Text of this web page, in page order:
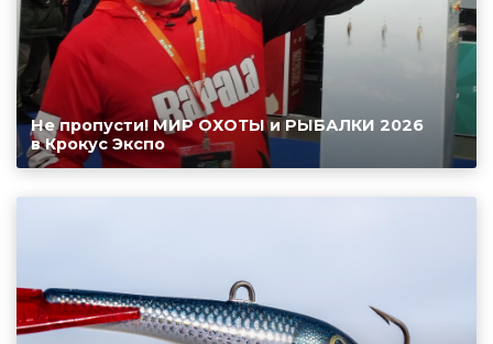
Не пропусти! МИР ОХОТЫ и РЫБАЛКИ 2026
в Крокус Экспо